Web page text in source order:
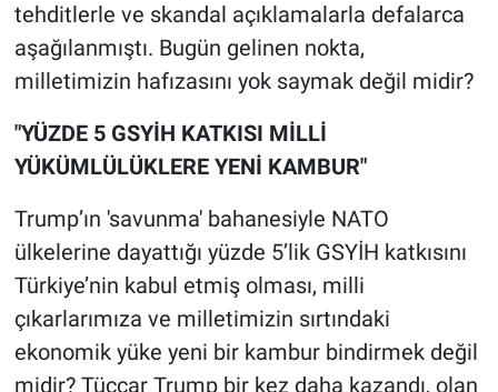
tehditlerle ve skandal açıklamalarla defalarca
aşağılanmıştı. Bugün gelinen nokta,
milletimizin hafızasını yok saymak değil midir?
"YÜZDE 5 GSYİH KATKISI MİLLİ
YÜKÜMLÜLÜKLERE YENİ KAMBUR"
Trump’ın 'savunma' bahanesiyle NATO
ülkelerine dayattığı yüzde 5’lik GSYİH katkısını
Türkiye’nin kabul etmiş olması, milli
çıkarlarımıza ve milletimizin sırtındaki
ekonomik yüke yeni bir kambur bindirmek değil
midir? Tüccar Trump bir kez daha kazandı, olan
Türkiye'nin Geleceği
Türkiye'nin Gündemi
Yerel Gündem
Yerel Yaşam
Canlı Yayın